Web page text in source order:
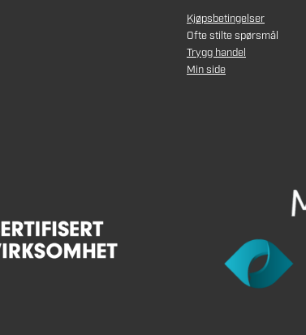
Kjøpsbetingelser
Ofte stilte spørsmål
Trygg handel
Min side